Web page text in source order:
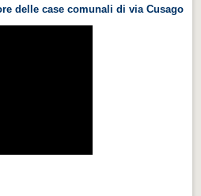
delle case comunali di via Cusago